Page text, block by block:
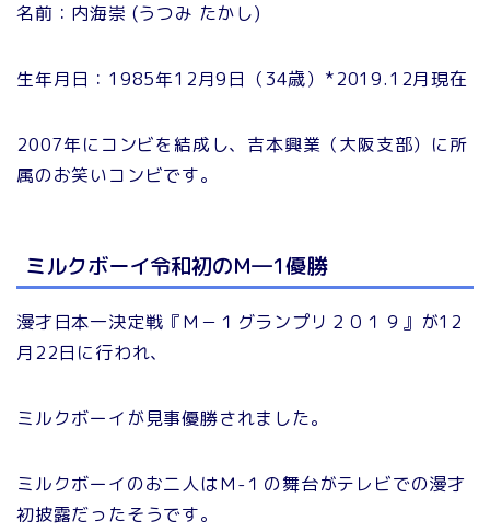
名前：内海崇 (うつみ たかし)
生年月日：1985年12月9日（34歳）*2019.12月現在
2007年にコンビを結成し、吉本興業（大阪支部）に所
属のお笑いコンビです。
ミルクボーイ令和初のM―1優勝
漫才日本一決定戦『Ｍ－１グランプリ２０１９』が12
月22日に行われ、
ミルクボーイが見事優勝されました。
ミルクボーイのお二人はＭ-１の舞台がテレビでの漫才
初披露だったそうです。